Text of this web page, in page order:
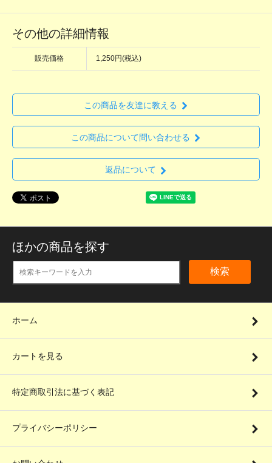
その他の詳細情報
販売価格 1,250円(税込)
この商品を友達に教える
この商品について問い合わせる
返品について
ほかの商品を探す
検索
ホーム
カートを見る
特定商取引法に基づく表記
プライバシーポリシー